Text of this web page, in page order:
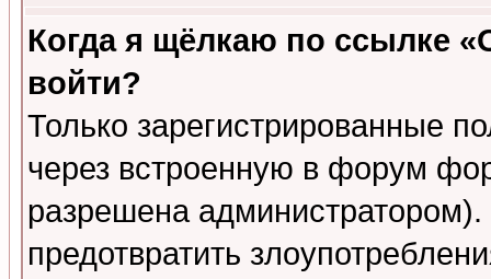
Когда я щёлкаю по ссылке
войти?
Только зарегистрированные
через встроенную в форум
разрешена
предотвратить